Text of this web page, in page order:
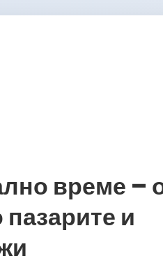
време –
и